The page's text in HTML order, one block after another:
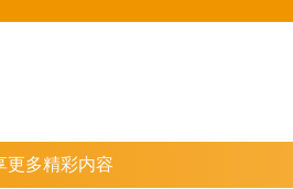
更多精彩内容